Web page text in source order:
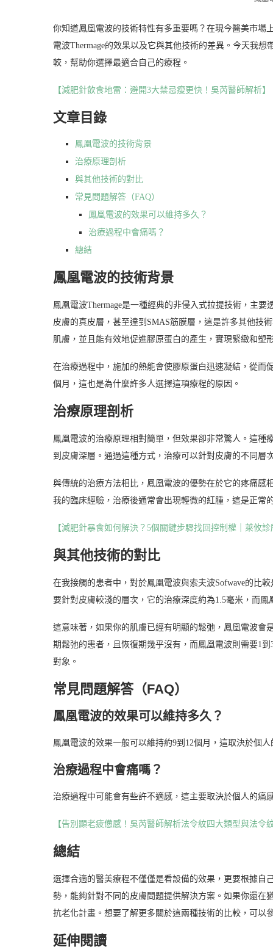
你知道鳳凰電波的技術特性有多重要嗎？在現今醫美市場
電波Thermage的效果以及它與其他技術的差異。今天我
較，幫助你選擇最適合自己的療程。
【減肥針飲食地雷：避開3大禁忌瘦更快！吳芮醫師解析】
文章目錄
鳳凰電波的技術背景
治療原理剖析
與其他技術的對比
常見問題解答（FAQ）
鳳凰電波的效果可以維持多久？
治療過程中會痛嗎？
總結
鳳凰電波的技術背景
鳳凰電波Thermage是一種經典的非侵入式拉提技術，主
皮膚的真皮層，甚至達到SMAS筋膜層，這是許多其他技
肌膚，並且能有效地促進膠原蛋白的產生，實現緊緻和塑
在治療過程中，施加的熱能會使膠原蛋白迅速凝結，從而
個月，這也是為什麼許多人選擇這項療程的原因。
治療原理剖析
鳳凰電波的治療原理相對簡單，但效果卻非常驚人。這
到皮膚深層。通過這種方式，治療可以針對皮膚的不同層
與傳統的治療方法相比，鳳凰電波的優勢在於它的疼痛感
我的臨床經驗，治療後通常會出現輕微的紅腫，這是正常
【減肥針暴食如何解決？5個關鍵步驟找回控制權｜萊攸診
與其他技術的對比
在我接觸的患者中，對於鳳凰電波與索夫波Sofwave的比
要針對皮膚較淺的層次，它的治療深度約為1.5毫米，而
這意味著，如果你的肌膚已經有明顯的鬆弛，鳳凰電波會
期鬆弛的患者，且恢復期幾乎沒有，而鳳凰電波則需要1
對象。
常見問題解答（FAQ）
鳳凰電波的效果可以維持多久？
鳳凰電波的效果一般可以維持約9到12個月，這取決於個
治療過程中會痛嗎？
治療過程中可能會有些許不適感，這主要取決於個人的痛
【告別顯老疲憊感！吳芮醫師解析法令紋四大類型與法令
總結
選擇合適的醫美療程不僅僅是看設備的效果，更要根據自
勢，能夠針對不同的皮膚問題提供解決方案。如果你還在
抗老化計畫。想要了解更多關於這兩種技術的比較，可以
延伸閱讀